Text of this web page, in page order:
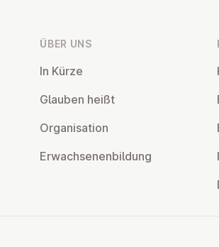
ÜBER UNS
In Kürze
Glauben heißt
Or­gan­isa­tion
Er­wach­sen­en­bildung